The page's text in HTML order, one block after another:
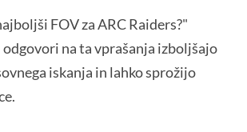
FOV za ARC Raiders?"
na ta vprašanja izboljšajo
iskanja in lahko sprožijo